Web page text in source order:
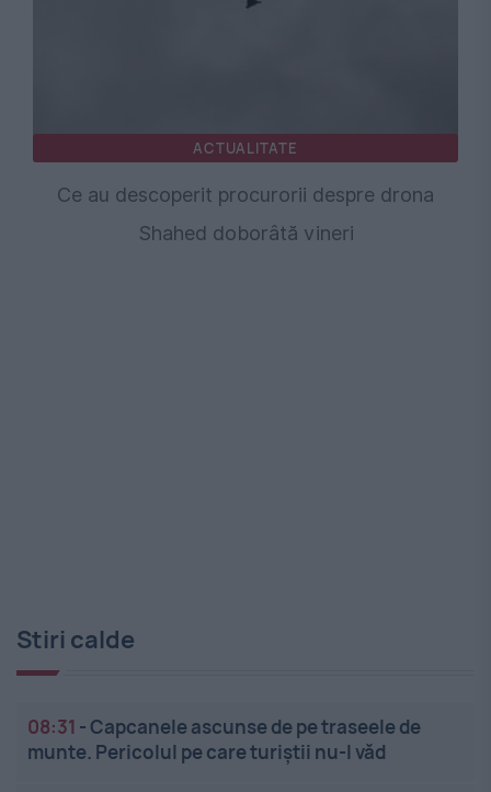
ACTUALITATE
Ce au descoperit procurorii despre drona
Shahed doborâtă vineri
Stiri calde
08:31 -Capcanele ascunse de pe traseele de
munte. Pericolul pe care turiștii nu-l văd